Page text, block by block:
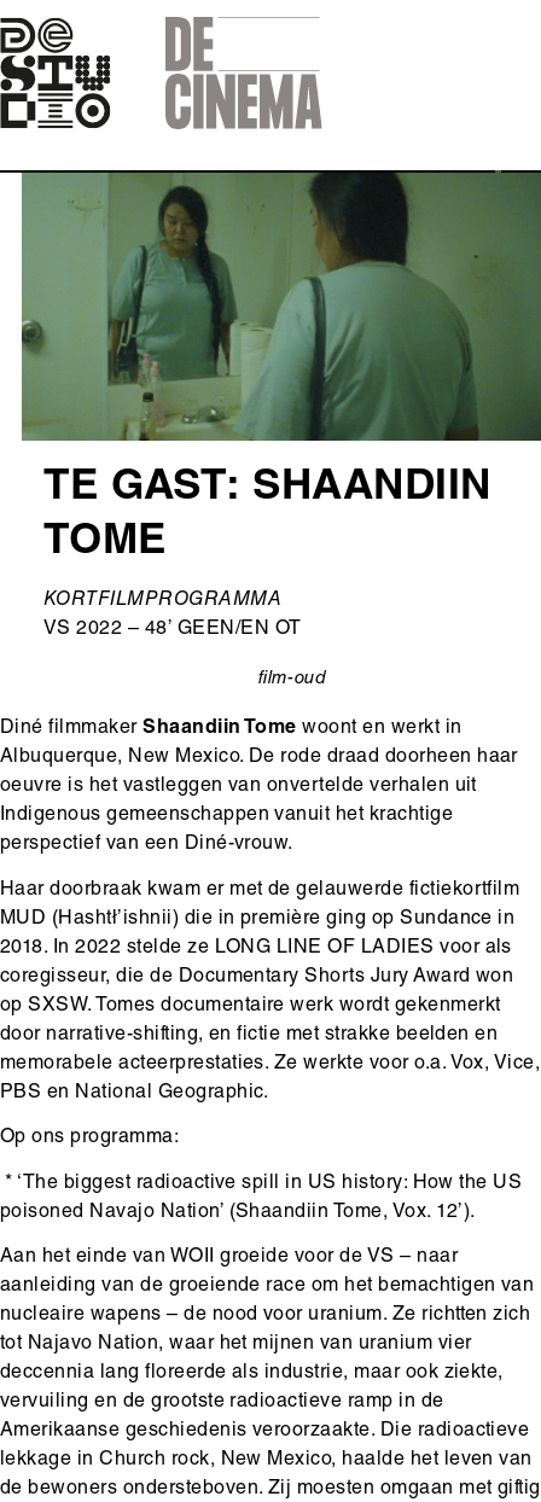
Skip
to
main
navigation
TE GAST: SHAANDIIN
TOME
Ondertitel
KORTFILMPROGRAMMA
VS 2022 – 48’ GEEN/EN OT
film-oud
Diné filmmakerShaandiin Tome woont en werkt in
Albuquerque, New Mexico. De rode draad doorheen haar
oeuvre is het vastleggen van onvertelde verhalen uit
Indigenous gemeenschappen vanuit het krachtige
perspectief van een Diné-vrouw.
Haar doorbraak kwam er met de gelauwerde fictiekortfilm
MUD (Hashtł’ishnii) die in première ging op Sundance in
2018. In 2022 stelde ze LONG LINE OF LADIES voor als
coregisseur, die de Documentary Shorts Jury Award won
op SXSW. Tomes documentaire werk wordt gekenmerkt
door narrative-shifting, en fictie met strakke beelden en
memorabele acteerprestaties. Ze werkte voor o.a. Vox, Vice,
PBS en National Geographic.
Op ons programma:
* ‘The biggest radioactive spill in US history: How the US
poisoned Navajo Nation’ (Shaandiin Tome, Vox. 12’).
Aan het einde van WOII groeide voor de VS – naar
aanleiding van de groeiende race om het bemachtigen van
nucleaire wapens – de nood voor uranium. Ze richtten zich
tot Najavo Nation, waar het mijnen van uranium vier
deccennia lang floreerde als industrie, maar ook ziekte,
vervuiling en de grootste radioactieve ramp in de
Amerikaanse geschiedenis veroorzaakte. Die radioactieve
lekkage in Church rock, New Mexico, haalde het leven van
de bewoners ondersteboven. Zij moesten omgaan met giftig